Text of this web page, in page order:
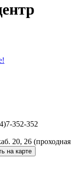
352-352
20, 26 (проходная